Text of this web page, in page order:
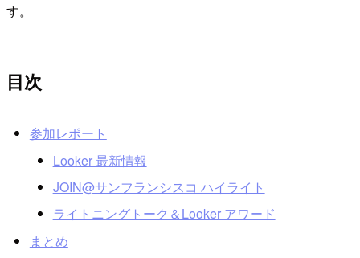
す。
目次
参加レポート
Looker 最新情報
JOIN@サンフランシスコ ハイライト
ライトニングトーク＆Looker アワード
まとめ